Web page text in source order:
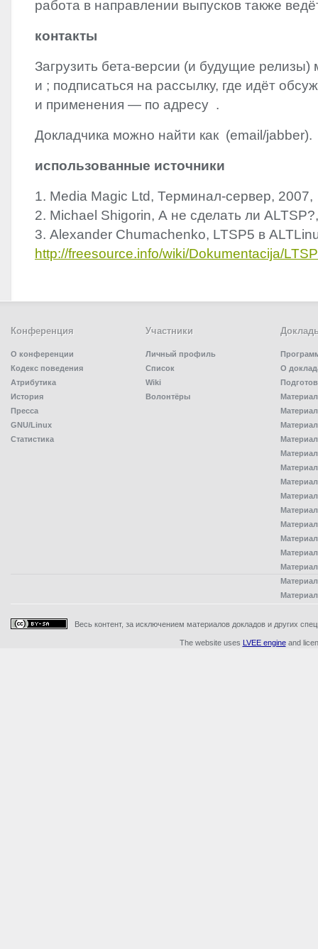
‬работа в направлении выпусков также
контакты
Загрузить бета-версии‭ (‬и будущие
и‭ ‬; подписаться на рассылку,‭ ‬где идёт
и применения‭ ― ‬по адресу‭ ‬ .
Докладчика можно найти как‭ ‬ (email/jabber‭)‬.
использованные источники
1.‎ ‏Media Magic Ltd,‭ ‬Терминал-сервер,‭ ‬2007,‭
‬http://freesource.info/wiki/Dokumentacija/
Конференция
О конференции
Кодекс поведения
Атрибутика
История
Пресса
GNU/Linux
Статистика
Участники
Личный профиль
Список
Wiki
Волонтёры
О
Весь контент, за исключением материалов докладов и других
The website uses LVEE engineand